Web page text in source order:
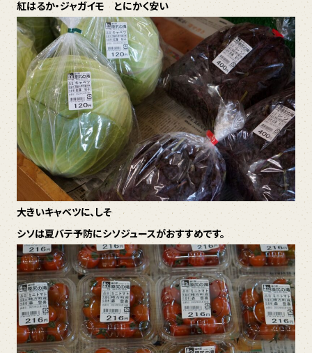
紅はるか・ジャガイモ とにかく安い
大きいキャベツに、しそ
シソは夏バテ予防にシソジュースがおすすめです。